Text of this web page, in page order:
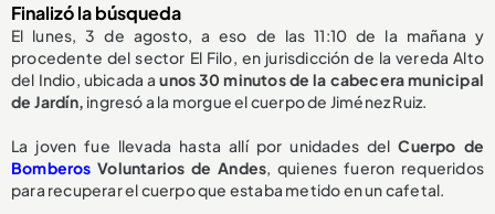
Finalizó la búsqueda
El lunes, 3 de agosto, a eso de las 11:10 de la mañana y
procedente del sector El Filo, en jurisdicción de la vereda Alto
del Indio, ubicada aunos 30 minutos de la cabecera municipal
de Jardín, ingresó a la morgue el cuerpo de Jiménez Ruiz.
La joven fue llevada hasta allí por unidades delCuerpo de
Bomberos Voluntarios de Andes, quienes fueron requeridos
para recuperar el cuerpo que estaba metido en un cafetal.